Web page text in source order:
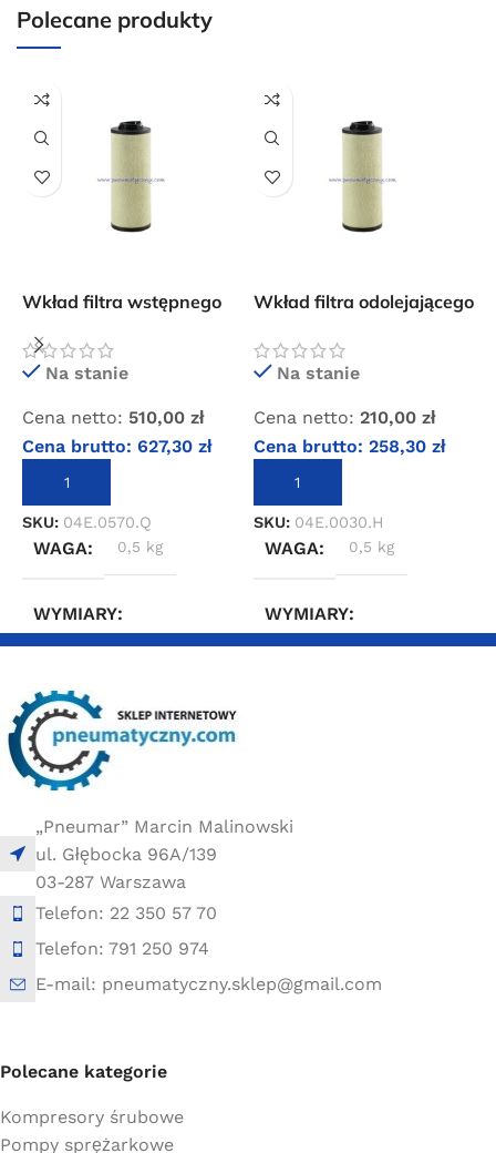
Polecane produkty
Wkład filtra wstępnego
Na stanie
Cena netto: 510,00 zł
Cena brutto: 627,30 zł
DODAJ DO KOSZYKA
SKU: 04E.0570.Q
WAGA 0,5 kg
WYMIARY
Wkład filtra odolejającego
Na stanie
Cena netto: 210,00 zł
Cena brutto: 258,30 zł
DODAJ DO KOSZYKA
SKU: 04E.0030.H
WAGA 0,5 kg
WYMIARY
„Pneumar” Marcin Malinowski
ul. Głębocka 96A/139
03-287 Warszawa
Telefon: 22 350 57 70
Telefon: 791 250 974
E-mail: pneumatyczny.sklep@gmail.com
Polecane kategorie
Kompresory śrubowe
Pompy sprężarkowe